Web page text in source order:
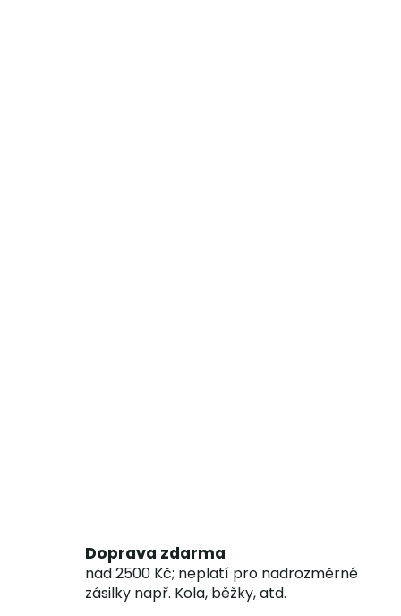
Doprava zdarma
nad 2500 Kč; neplatí pro nadrozměrné
zásilky např. Kola, běžky, atd.